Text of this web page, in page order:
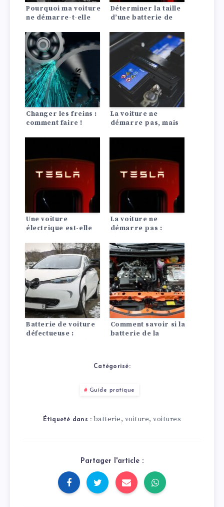
Pourquoi ma voiture
ne démarre-t-elle
Déterminer la taille
d’une batterie de
comment faire !
Changer les freins :
comment faire !
La voiture ne
démarre pas, mais
Une voiture
électrique est-elle
comparaison avec
les moteurs à
combustion
La voiture ne
démarre pas :
bouillotte sur la
batterie faible de la
voiture
Batterie de voiture
défectueuse :
Comment savoir si la
batterie de la
Catégorisé:
Guide pratique
Étiqueté dans : batterie, voiture,voitures
Partager l'article :